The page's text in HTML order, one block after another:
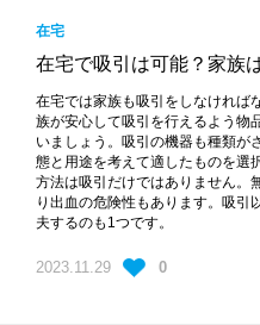
在宅
在宅で吸引は可能？家族
在宅では家族も吸引をしなければ
族が安心して吸引を行えるよう物
いましょう。吸引の機器も種類が
態と用途を考えて適したものを選
方法は吸引だけではありません。
り出血の危険性もあります。吸引
夫するのも1つです。
2023.11.29 0